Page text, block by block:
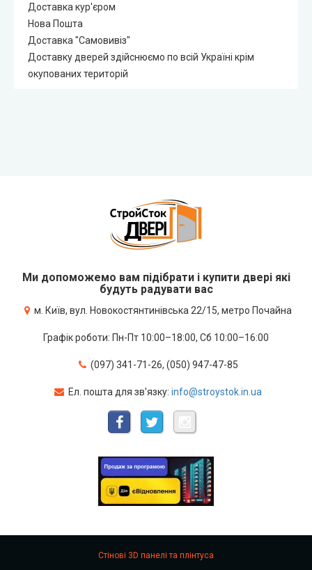
Доставка кур'єром
Нова Пошта
Доставка "Самовивіз"
Доставку дверей здійснюємо по всій Україні крім
окупованих територій
Ми допоможемо вам підібрати і купити двері які
будуть радувати вас
м. Київ, вул. Новокостянтинівська 22/15, метро Почайна
Графік роботи: Пн-Пт 10:00–18:00, Сб 10:00–16:00
(097) 341-71-26, (050) 947-47-85
Ел. пошта для зв'язку: info@stroystok.in.ua
Стінові 3D панелі та плінтуса